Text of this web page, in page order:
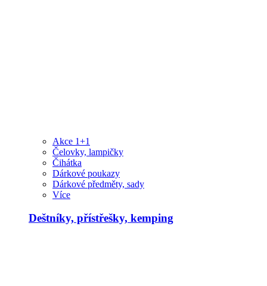
Akce 1+1
Čelovky, lampičky
Čihátka
Dárkové poukazy
Dárkové předměty, sady
Více
Deštníky, přístřešky, kemping